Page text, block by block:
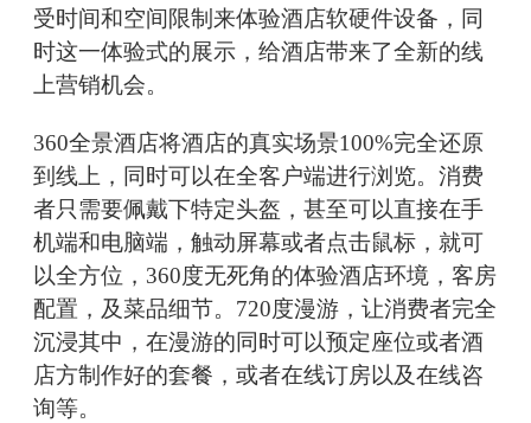
受时间和空间限制来体验酒店软硬件设备，同
时这一体验式的展示，给酒店带来了全新的线
上营销机会。
360全景酒店将酒店的真实场景100%完全还原
到线上，同时可以在全客户端进行浏览。消费
者只需要佩戴下特定头盔，甚至可以直接在手
机端和电脑端，触动屏幕或者点击鼠标，就可
以全方位，360度无死角的体验酒店环境，客房
配置，及菜品细节。720度漫游，让消费者完全
沉浸其中，在漫游的同时可以预定座位或者酒
店方制作好的套餐，或者在线订房以及在线咨
询等。